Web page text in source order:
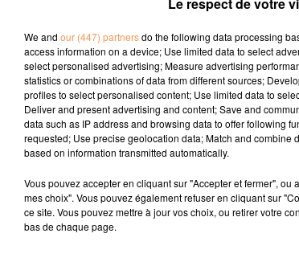
&AGRAVE TARBES SAMEDI 12 OCTOBRE 2019 !
pour la qualité sonore idépendante de notre
We and our (447) partnersdo the following data processing
access information on a device; Use limited data to select
select personalised advertising; Measure advertising
statistics or combinations of data from different sources;
profiles to select personalised content; Use limited data to
Deliver and present advertising and content; Save and
data such as IP address and browsing data to offer following
requested; Use precise geolocation data; Match and combine
based on information transmitted automatically.
Vous pouvez accepter en cliquant sur "Accepter et fermer",
mes choix". Vous pouvez également refuser en cliquant sur
ce site. Vous pouvez mettre à jour vos choix, ou retirer votre
bas de chaque page.